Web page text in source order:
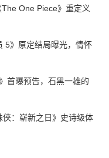
One Piece》重定义
5》原定结局曝光，情怀
首曝预告，石黑一雄的
：崭新之日》史诗级体